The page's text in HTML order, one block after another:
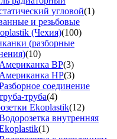
угловой(1)
и резьбовые
(Чехия)(100)
(разборные
(10)
ВР(3)
НР(3)
соединение
труба(4)
Ekoplastik(12)
внутренняя
(1)